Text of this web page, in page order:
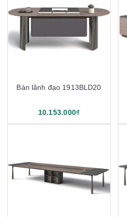
Bàn lãnh đạo 1913BLD20
10.153.000₫